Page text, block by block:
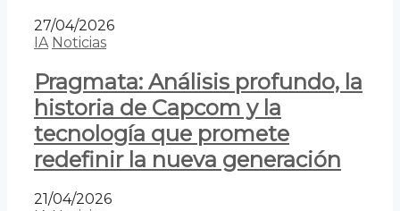
27/04/2026
IA Noticias
Pragmata: Análisis profundo, la
historia de Capcom y la
tecnología que promete
redefinir la nueva generación
21/04/2026